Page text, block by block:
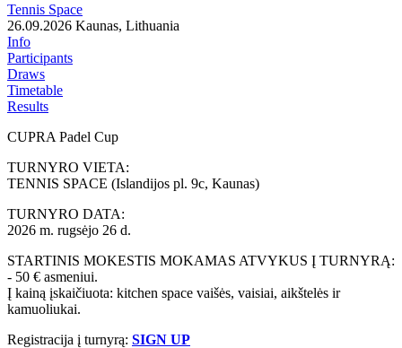
Tennis Space
26.09.2026 Kaunas, Lithuania
Info
Participants
Draws
Timetable
Results
CUPRA Padel Cup
TURNYRO VIETA:
TENNIS SPACE (Islandijos pl. 9c, Kaunas)
TURNYRO DATA:
2026 m. rugsėjo 26 d.
STARTINIS MOKESTIS MOKAMAS ATVYKUS Į TURNYRĄ:
- 50 € asmeniui.
Į kainą įskaičiuota: kitchen space vaišės, vaisiai, aikštelės ir
kamuoliukai.
Registracija į turnyrą: SIGN UP